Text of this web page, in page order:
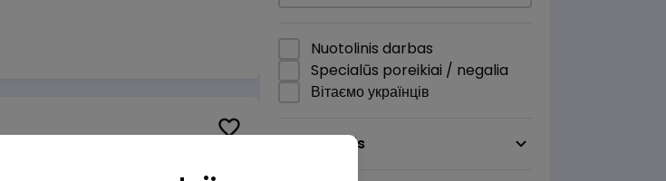
Nuotolinis darbas
Specialūs poreikiai / negalia
Вітаємо українців
Darbo sritis